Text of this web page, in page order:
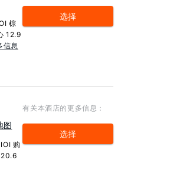
棕
12.9
信息
选择
图
购
20.6
有关本酒店的更多信息：
选择